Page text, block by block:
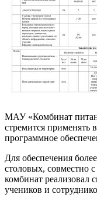
МАУ «Комбинат
стремится применять
программное
Для обеспечения
столовых, совместно
комбинат реализовал
учеников и